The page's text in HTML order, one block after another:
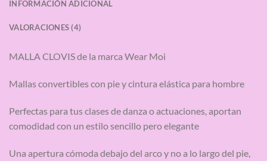
INFORMACIÓN ADICIONAL
VALORACIONES (4)
MALLA CLOVIS de la marca Wear Moi
Mallas convertibles con pie y cintura elástica para hombre
Perfectas para tus clases de danza o actuaciones, aportan
comodidad con un estilo sencillo pero elegante
Una apertura cómoda debajo del arco y no a lo largo del pie,